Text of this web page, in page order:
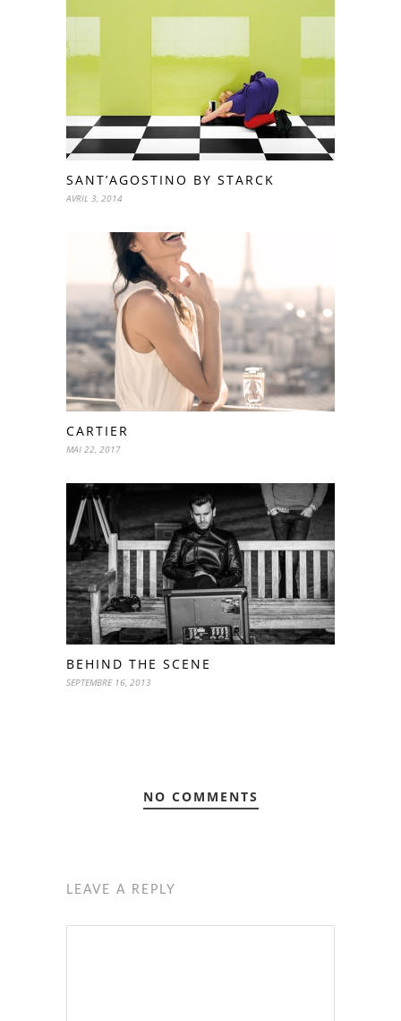
SANT’AGOSTINO BY STARCK
AVRIL 3, 2014
CARTIER
MAI 22, 2017
BEHIND THE SCENE
SEPTEMBRE 16, 2013
NO COMMENTS
LEAVE A REPLY